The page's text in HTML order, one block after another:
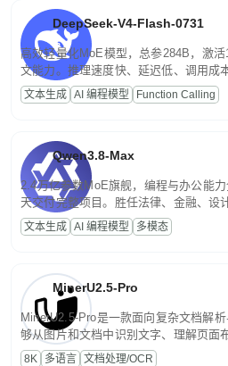
DeepSeek-V4-Flash-0731
高效轻量化MoE模型，总参284B，激
文能力。推理速度快、延迟低、调用成
高并发、轻量化任务，适合日常对话、
文案处理等普惠刚需场景。
文本生成 AI 编程模型 Function Calling
Qwen3.8-Max
2.4万亿参数MoE旗舰，编程与办公能
天交付完整项目。胜任法律、金融、设
话端到端交付生产级成果。原生视觉理
程，支持超长文档与长视频的深度语义
文本生成 AI 编程模型 多模态
MinerU2.5-Pro
MinerU2.5-Pro是一款面向复杂文档解
够从图片和文档中识别文字、理解页面
为便于存储、检索和二次处理的结构化
8K 多语言 文档处理/OCR